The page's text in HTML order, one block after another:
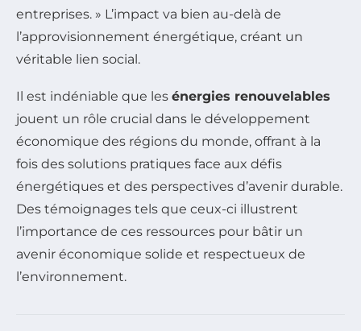
entreprises. » L’impact va bien au-delà de
l’approvisionnement énergétique, créant un
véritable lien social.
Il est indéniable que les énergies renouvelables
jouent un rôle crucial dans le développement
économique des régions du monde, offrant à la
fois des solutions pratiques face aux défis
énergétiques et des perspectives d’avenir durable.
Des témoignages tels que ceux-ci illustrent
l’importance de ces ressources pour bâtir un
avenir économique solide et respectueux de
l’environnement.